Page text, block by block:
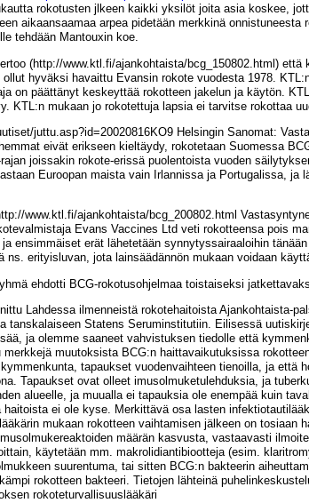
rokotusten jlkeen kaikki yksilöt joita asia koskee,
aikaansaamaa arpea pidetään merkkinä
tehdään Mantouxin koe.
(http://www.ktl.fi/ajankohtaista/bcg_150802.html)
hyväksi havaittu Evansin rokote vuodesta 1978.
on päättänyt keskeyttää rokotteen jakelun ja käytön.
KTL:n mukaan jo rokotettuja lapsia ei tarvitse rokottaa
juttu.asp?id=20020816KO9 Helsingin Sanomat:
eivät erikseen kieltäydy, rokotetaan Suomessa
joissakin rokote-erissä puolentoista vuoden
Euroopan maista vain Irlannissa ja Portugalissa,
www.ktl.fi/ajankohtaista/bcg_200802.html
Evans Vaccines Ltd veti rokotteensa pois
ensimmäiset erät lähetetään synnytyssairaaloihin
ns. erityisluvan, jota lainsäädännön mukaan voidaan
ehdotti BCG-rokotusohjelmaa toistaiseksi
Lahdessa ilmenneistä rokotehaitoista Ajankohtaista-
tanskalaiseen Statens Seruminstitutiin. Eilisessä
ja olemme saaneet vahvistuksen tiedolle että
muutoksista BCG:n haittavaikutuksissa
tapaukset vuodenvaihteen tienoilla, ja
Tapaukset ovat olleet imusolmuketulehduksia, ja
alueelle, ja muualla ei tapauksia ole enempää kuin
ei ole kyse. Merkittävä osa lasten
mukaan rokotteen vaihtamisen jälkeen on
määrän kasvusta, vastaavasti
käytetään mm. makrolidiantibiootteja (esim.
suurentuma, tai sitten BCG:n bakteerin
rokotteen bakteeri. Tietojen lähteinä
rokoteturvallisuuslääkäri